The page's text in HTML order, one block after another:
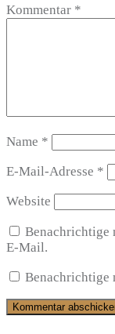
Kommentar *
Name *
E-Mail-Adresse *
Website
Benachrichtige
E-Mail.
Benachrichtige